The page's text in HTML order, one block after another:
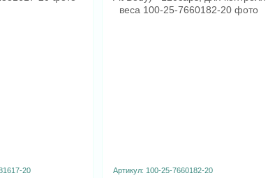
20 Артикул: 100-25-7660182-20